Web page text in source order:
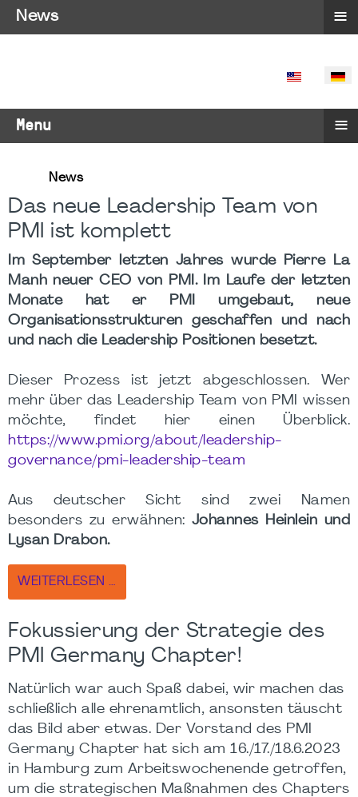
SPRACHE
Menu ≡
News
Das neue Leadership Team von
PMI ist komplett
Im September letzten Jahres wurde Pierre La
Manh neuer CEO von PMI. Im Laufe der letzten
Monate hat er PMI umgebaut, neue
Organisationsstrukturen geschaffen und nach
und nach die Leadership Positionen besetzt.
Dieser Prozess ist jetzt abgeschlossen. Wer
mehr über das Leadership Team von PMI wissen
möchte, findet hier einen Überblick.
https://www.pmi.org/about/leadership-
governance/pmi-leadership-team
Aus deutscher Sicht sind zwei Namen
besonders zu erwähnen: Johannes Heinlein und
Lysan Drabon.
WEITERLESEN …
Fokussierung der Strategie des
PMI Germany Chapter!
Natürlich war auch Spaß dabei, wir machen das
schließlich alle ehrenamtlich, ansonsten täuscht
das Bild aber etwas. Der Vorstand des PMI
Germany Chapter hat sich am 16./17./18.6.2023
in Hamburg zum Arbeitswochenende getroffen,
um die strategischen Maßnahmen des Chapters
News ≡